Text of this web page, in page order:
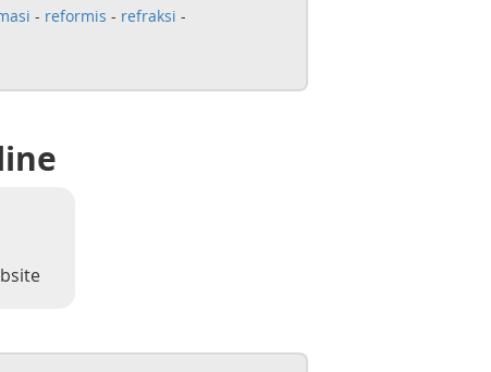
- reformis - refraksi -